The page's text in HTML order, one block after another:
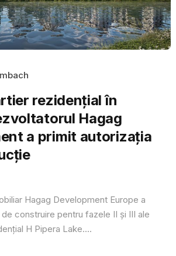
rezidențial în
Hagag
a primit autorizația
Hagag Development Europe a
construire pentru fazele II și III ale
H Pipera Lake....